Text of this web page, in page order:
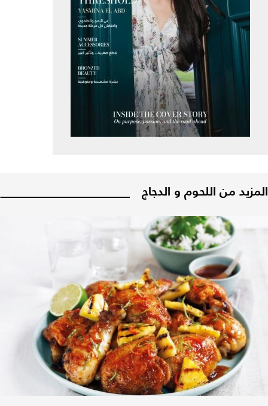
المزيد من اللحوم و الدجاج